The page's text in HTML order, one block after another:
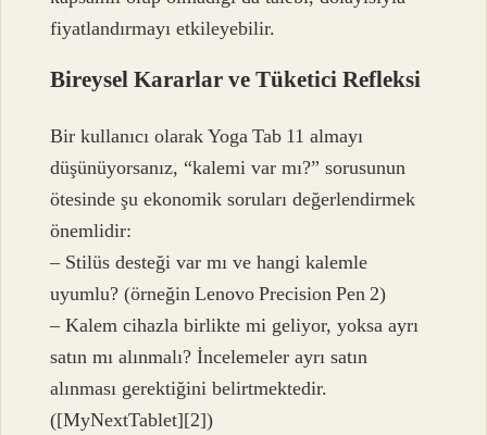
fiyatlandırmayı etkileyebilir.
Bireysel Kararlar ve Tüketici Refleksi
Bir kullanıcı olarak Yoga Tab 11 almayı
düşünüyorsanız, “kalemi var mı?” sorusunun
ötesinde şu ekonomik soruları değerlendirmek
önemlidir:
– Stilüs desteği var mı ve hangi kalemle
uyumlu? (örneğin Lenovo Precision Pen 2)
– Kalem cihazla birlikte mi geliyor, yoksa ayrı
satın mı alınmalı? İncelemeler ayrı satın
alınması gerektiğini belirtmektedir.
([MyNextTablet][2])